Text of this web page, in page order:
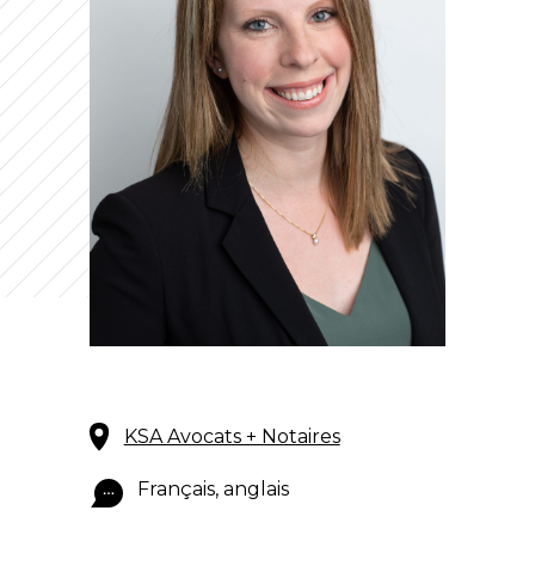
KSA Avocats + Notaires
Français, anglais